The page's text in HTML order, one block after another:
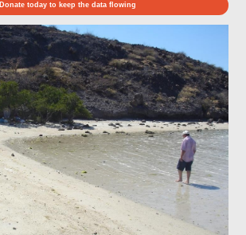
Donate today to keep the data flowing